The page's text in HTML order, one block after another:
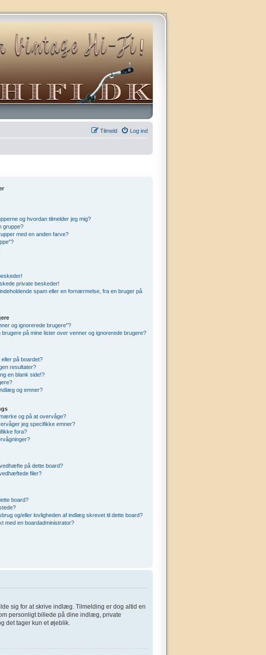
Log ind
Tilmeld
og hvordan tilmelder jeg mig?
gruppe?
med en anden farve?
private beskeder!
spam eller en fornærmelse, fra en bruger på
og ignorerede brugere"?
på mine lister over venner og ignorerede brugere?
på boardet?
resultater?
en blank side!?
og emner?
og på at overvåge?
jeg specifikke emner?
fora?
på dette board?
filer?
board?
og/eller lovligheden af indlæg skrevet til dette board?
med en boardadministrator?
sig for at skrive indlæg. Tilmelding er dog altid en
personligt billede på dine indlæg, private
det tager kun et øjeblik.